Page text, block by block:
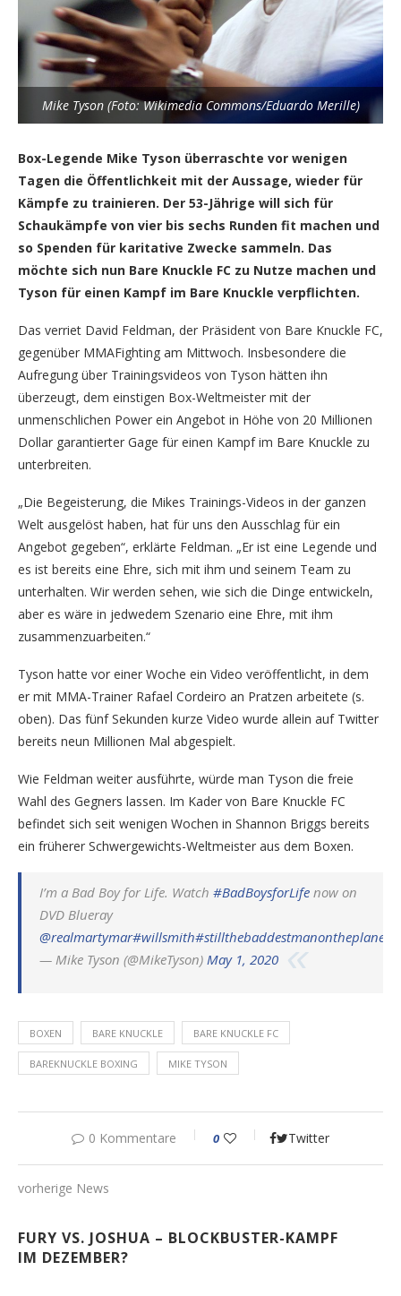
Mike Tyson (Foto: Wikimedia Commons/Eduardo Merille)
Box-Legende Mike Tyson überraschte vor wenigen
Tagen die Öffentlichkeit mit der Aussage, wieder für
Kämpfe zu trainieren. Der 53-Jährige will sich für
Schaukämpfe von vier bis sechs Runden fit machen und
so Spenden für karitative Zwecke sammeln. Das
möchte sich nun Bare Knuckle FC zu Nutze machen und
Tyson für einen Kampf im Bare Knuckle verpflichten.
Das verriet David Feldman, der Präsident von Bare Knuckle FC,
gegenüber MMAFighting am Mittwoch. Insbesondere die
Aufregung über Trainingsvideos von Tyson hätten ihn
überzeugt, dem einstigen Box-Weltmeister mit der
unmenschlichen Power ein Angebot in Höhe von 20 Millionen
Dollar garantierter Gage für einen Kampf im Bare Knuckle zu
unterbreiten.
„Die Begeisterung, die Mikes Trainings-Videos in der ganzen
Welt ausgelöst haben, hat für uns den Ausschlag für ein
Angebot gegeben“, erklärte Feldman. „Er ist eine Legende und
es ist bereits eine Ehre, sich mit ihm und seinem Team zu
unterhalten. Wir werden sehen, wie sich die Dinge entwickeln,
aber es wäre in jedwedem Szenario eine Ehre, mit ihm
zusammenzuarbeiten.“
Tyson hatte vor einer Woche ein Video veröffentlicht, in dem
er mit MMA-Trainer Rafael Cordeiro an Pratzen arbeitete (s.
oben). Das fünf Sekunden kurze Video wurde allein auf Twitter
bereits neun Millionen Mal abgespielt.
Wie Feldman weiter ausführte, würde man Tyson die freie
Wahl des Gegners lassen. Im Kader von Bare Knuckle FC
befindet sich seit wenigen Wochen in Shannon Briggs bereits
ein früherer Schwergewichts-Weltmeister aus dem Boxen.
I’m a Bad Boy for Life. Watch #BadBoysforLife now on
DVD Blueray
@realmartymar#willsmith#stillthebaddestmanontheplanet
— Mike Tyson (@MikeTyson) May 1, 2020
BOXEN BARE KNUCKLE BARE KNUCKLE FC
BAREKNUCKLE BOXING MIKE TYSON
0 Kommentare 0 Twitter
vorherige News
FURY VS. JOSHUA – BLOCKBUSTER-KAMPF
IM DEZEMBER?